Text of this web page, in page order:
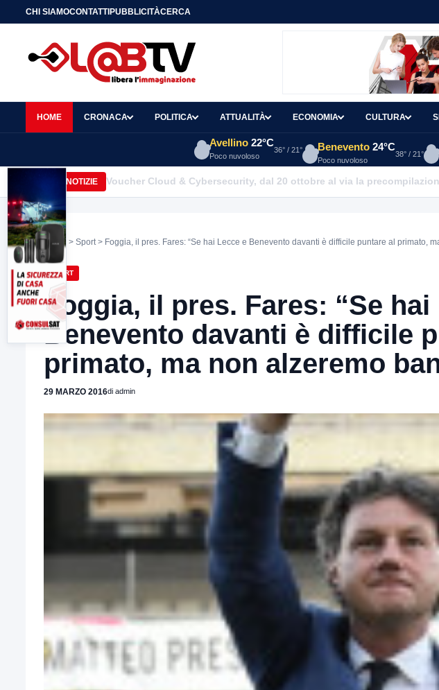
CHI SIAMOCONTATTIPUBBLICITÀCERCA
HOME CRONACA POLITICA ATTUALITÀ ECONOMIA CULTURA
Avellino 22°C
Poco nuvoloso
36° / 21° Benevento 24°C
Poco nuvoloso
38° / 21°
ULTIME NOTIZIE Voucher Cloud & Cybersecurity, dal 20 ottobre al via la
Home > Sport> Foggia, il pres. Fares: “Se hai Lecce e Benevento davanti è difficile puntare al primato,
SPORT
Foggia, il pres. Fares: “Se hai
Benevento davanti è difficile
primato, ma non alzeremo
29 MARZO 2016di admin